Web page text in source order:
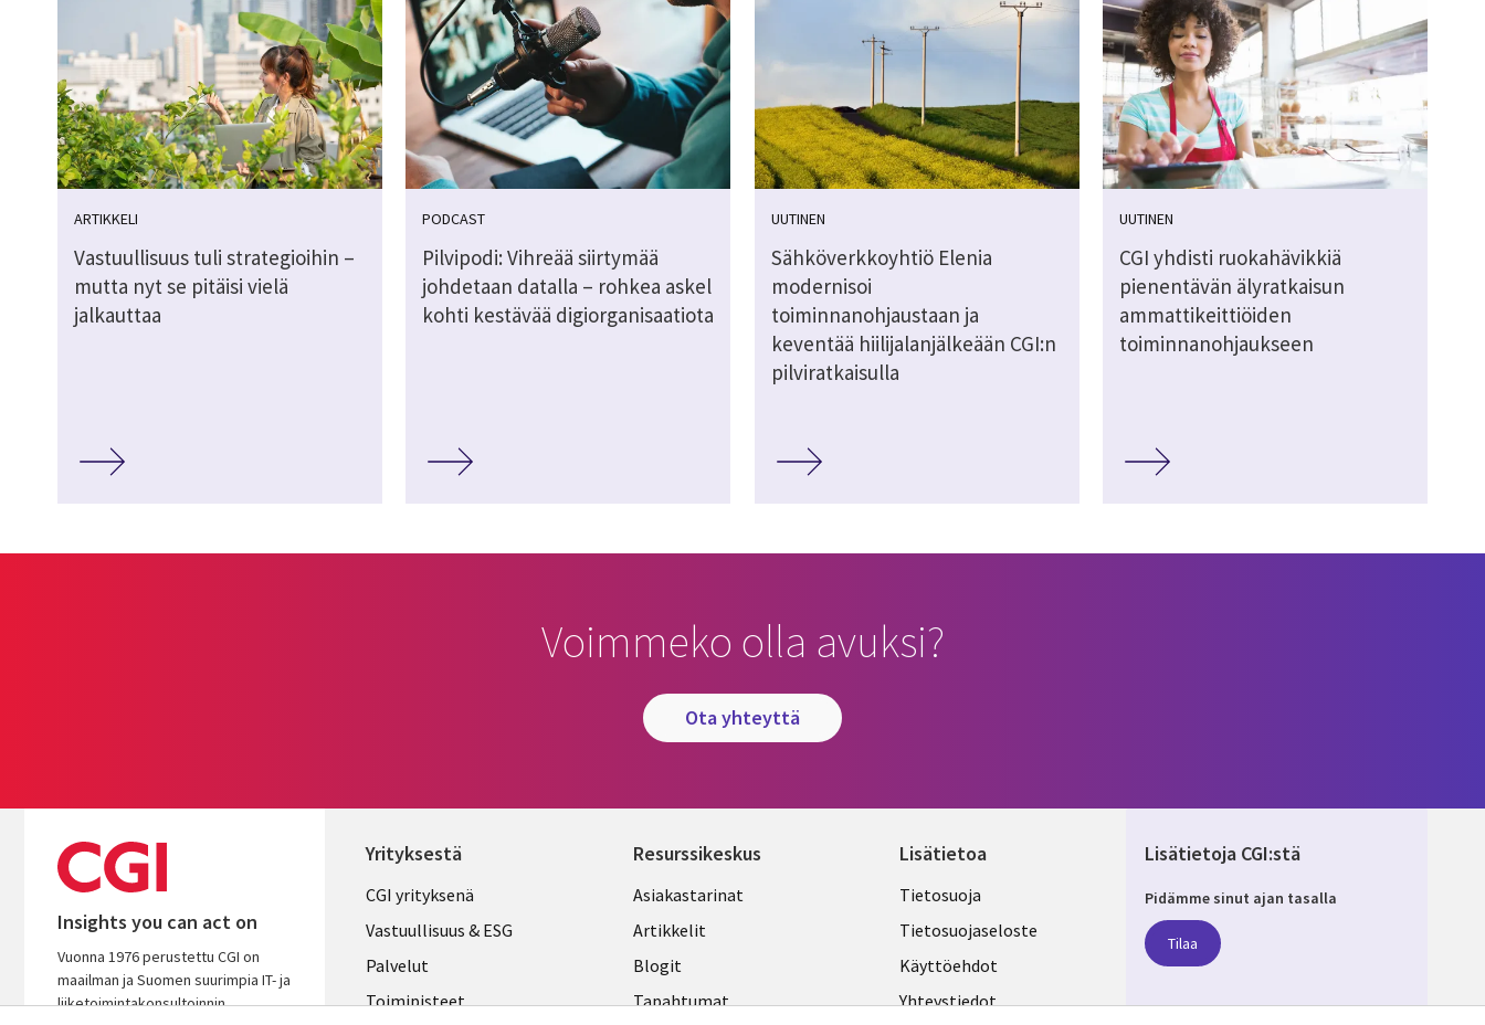
ARTIKKELI
Vastuullisuus tuli strategioihin –
mutta nyt se pitäisi vielä
jalkauttaa
PODCAST
Pilvipodi: Vihreää siirtymää
johdetaan datalla – rohkea askel
kohti kestävää digiorganisaatiota
UUTINEN
Sähköverkkoyhtiö Elenia
modernisoi
toiminnanohjaustaan ja
keventää hiilijalanjälkeään CGI:n
pilviratkaisulla
UUTINEN
CGI yhdisti ruokahävikkiä
pienentävän älyratkaisun
ammattikeittiöiden
toiminnanohjaukseen
Voimmeko olla avuksi?
ota yhteyttä
Insights you can act on
Vuonna 1976 perustettu CGI on
maailman ja Suomen suurimpia IT- ja
liiketoimintakonsultoinnin
Yrityksestä
Useful
links
FINLAND
CGI yrityksenä
Vastuullisuus & ESG
Palvelut
Toimipisteet
Resurssikeskus
Library
Links
FINLAND
Asiakastarinat
Artikkelit
Blogit
Tapahtumat
Lisätietoa
Legal
FINLAND
Tietosuoja
Tietosuojaseloste
Käyttöehdot
Yhteystiedot
Lisätietoja CGI:stä
Pidämme sinut ajan tasalla
Tilaa